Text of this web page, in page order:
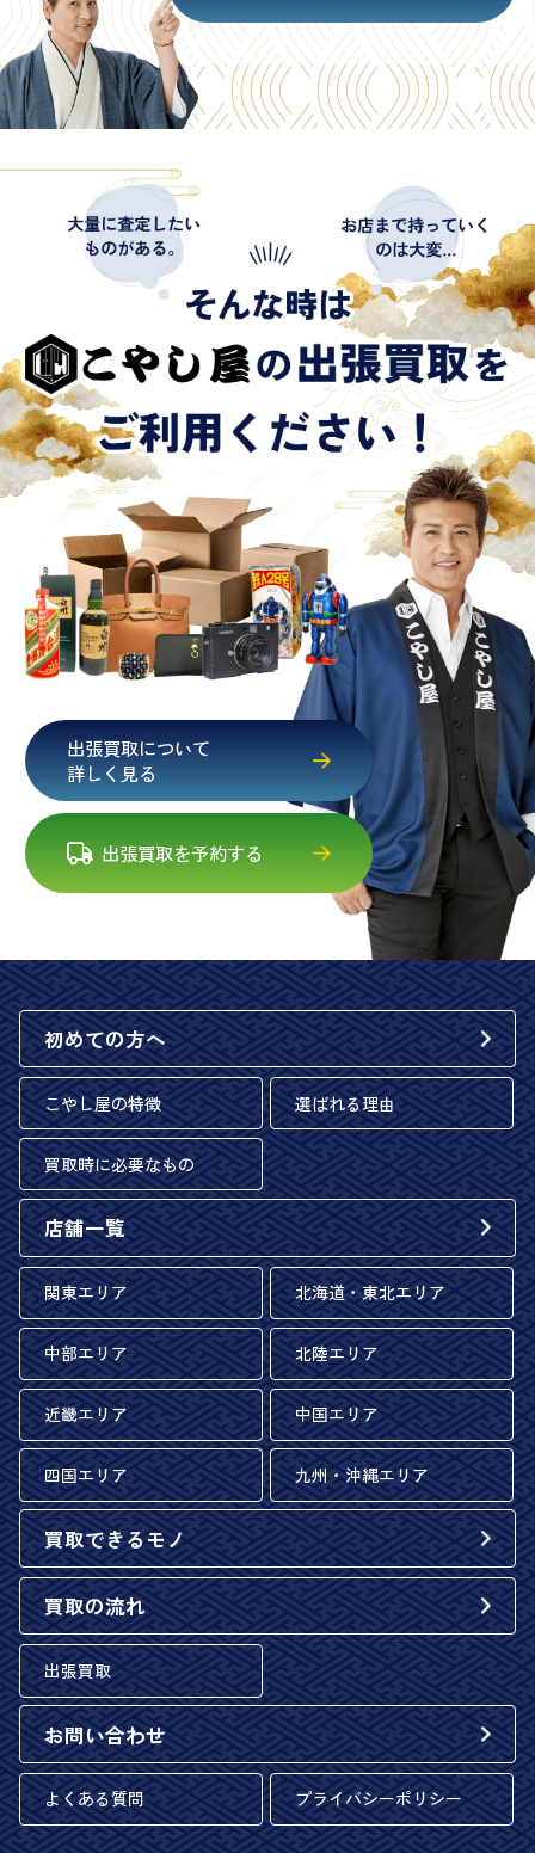
出張買取について
詳しく見る
出張買取を予約する
初めての方へ
こやし屋の特徴 選ばれる理由
買取時に必要なもの
店舗一覧
関東エリア 北海道・東北エリア
中部エリア 北陸エリア
近畿エリア 中国エリア
四国エリア 九州・沖縄エリア
買取できるモノ
買取の流れ
出張買取
お問い合わせ
よくある質問 プライバシーポリシー